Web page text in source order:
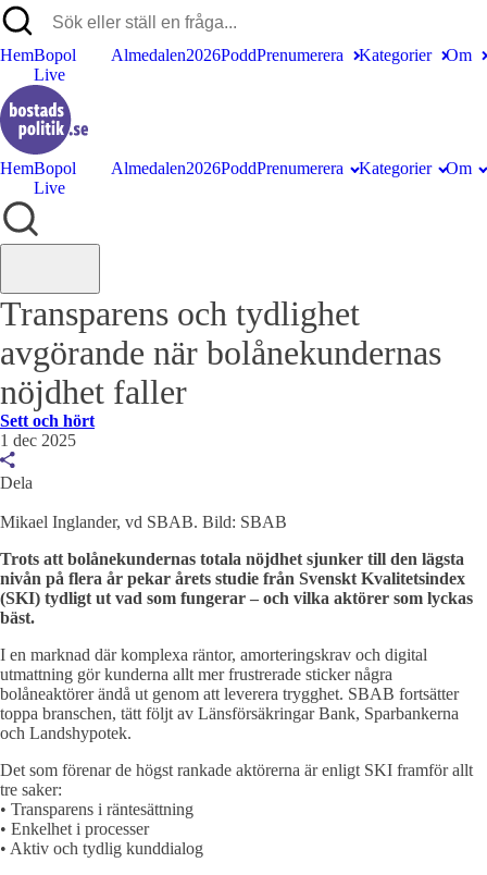
HemBopol
Live
Almedalen2026PoddPrenumerera Kategorier Om
HemBopol
Live
Almedalen2026PoddPrenumerera Kategorier Om
Transparens och tydlighet
avgörande när bolånekundernas
nöjdhet faller
Sett och hört
1 dec 2025
Dela
Mikael Inglander, vd SBAB. Bild: SBAB
Trots att bolånekundernas totala nöjdhet sjunker till den lägsta
nivån på flera år pekar årets studie från Svenskt Kvalitetsindex
(SKI) tydligt ut vad som fungerar – och vilka aktörer som lyckas
bäst.
I en marknad där komplexa räntor, amorteringskrav och digital
utmattning gör kunderna allt mer frustrerade sticker några
bolåneaktörer ändå ut genom att leverera trygghet. SBAB fortsätter
toppa branschen, tätt följt av Länsförsäkringar Bank, Sparbankerna
och Landshypotek.
Det som förenar de högst rankade aktörerna är enligt SKI framför allt
tre saker:
• Transparens i räntesättning
• Enkelhet i processer
• Aktiv och tydlig kunddialog